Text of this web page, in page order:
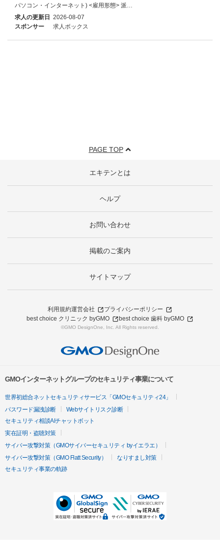
パソコン・インターネット) <雇用形態> 派…
求人の更新日 2026-08-07
スポンサー
求人ボックス
PAGE TOP
エキテンとは
ヘルプ
お問い合わせ
掲載のご案内
サイトマップ
利用規約運営会社
プライバシーポリシー
best choice クリニック byGMO
best choice 歯科 byGMO
©GMO DesignOne, Inc. All Rights reserved.
GMOインターネットグループのセキュリティ事業について
世界初総合ネットセキュリティサービス「GMOセキュリティ24」
パスワード漏洩診断
Webサイトリスク診断
セキュリティ相談AIチャットボット
実在証明・盗聴対策
サイバー攻撃対策（GMOサイバーセキュリティ byイエラエ）
サイバー攻撃対策（GMO Flatt Security）
なりすまし対策
セキュリティ事業の軌跡